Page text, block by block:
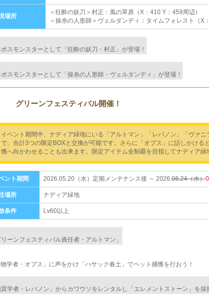
場所
＜狂酔の妖刀＞村正：風の草原（X：410 Y：459周辺）
＜操糸の人形師＞ヴェルダンディ：タイムフォレスト（X
スモンスターとして「狂酔の妖刀・村正」が登場！
スモンスターとして「操糸の人形師・ヴェルダンディ」が登場！
グリーンフェスティバル開催！
イベント期間中、ナディア緑地にいる「アルトマン」「レバノン」「ヴァニ
で、合計3つの限定BOXと交換が可能です。さらに「オプス」に話しかける
獲へ向かわせることも出来ます。限定アイテム全制覇を目指してナディア緑
ント期間 2026.05.20（水）定期メンテナンス後 ～ 2026.06.24（水）
場所 ナディア緑地
条件 Lv60以上
リーンフェスティバル責任者・アルトマン」
物学者・オプス」に声をかけ「ハサック春土」でペット捕獲を行おう！
質学者・レバノン」からカワウソをレンタルし「エレメントストーン」を採